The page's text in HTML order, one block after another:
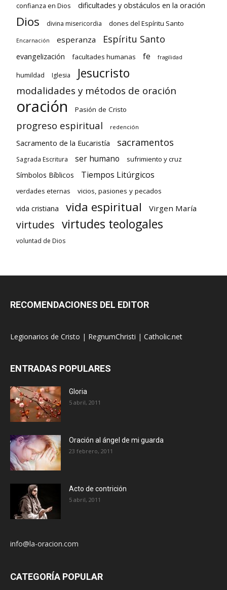
confianza en Dios dificultades y obstáculos en la oración
Dios divina misericordia dones del Espíritu Santo
Encarnación esperanza Espíritu Santo
evangelización facultades humanas fe fragilidad
humildad Iglesia Jesucristo
modalidades y métodos de oración
oración Pasión de Cristo
progreso espiritual redención
Sacramento de la Eucaristía sacramentos
Sagrada Escritura ser humano sufrimiento y cruz
Símbolos Bíblicos Tiempos Litúrgicos
verdades eternas vicios, pasiones y pecados
vida cristiana vida espiritual Virgen María
virtudes virtudes teologales
voluntad de Dios
RECOMENDACIONES DEL EDITOR
Legionarios de Cristo | RegnumChristi | Catholic.net
ENTRADAS POPULARES
Gloria
5 abril, 2011
Oración al ángel de mi guarda
23 febrero, 2011
Acto de contrición
5 abril, 2011
info@la-oracion.com
CATEGORÍA POPULAR